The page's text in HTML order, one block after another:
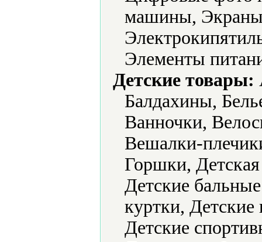
машины,
Элементы
Детские товары:
Балдахины,
Ванночки,
Вешалки-
Горшки,
Детские
куртки, Детские
Детские